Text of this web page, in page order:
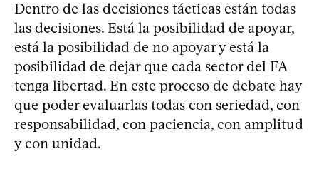
Dentro de las decisiones tácticas están todas
las decisiones. Está la posibilidad de apoyar,
está la posibilidad de no apoyar y está la
posibilidad de dejar que cada sector del FA
tenga libertad. En este proceso de debate hay
que poder evaluarlas todas con seriedad, con
responsabilidad, con paciencia, con amplitud
y con unidad.